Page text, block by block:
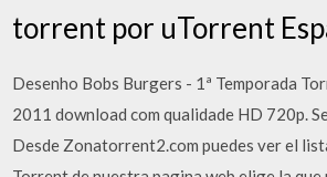
torrent por uTorrent
Desenho Bobs Burgers - 1ª Temporada
2011 download com qualidade HD 720p.
Desde Zonatorrent2.com puedes ver el